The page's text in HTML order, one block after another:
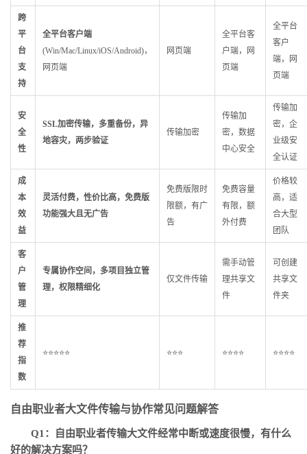
跨
平
台
支
持
全平台客户端
(Win/Mac/Linux/iOS/Android)，
网页端
网页端
全平台客
户端，网
页端
全平台
客户
端，网
页端
安
全
性
SSL加密传输，多重备份，异
地容灾，两步验证
传输加密
传输加
密，数据
中心安全
传输加
密，企
业级安
全认证
成
本
效
益
灵活付费，性价比高，免费版
功能强大且无广告
免费版限时
限额，有广
告
免费容量
有限，额
外付费
价格较
高，适
合大型
团队
客
户
管
理
专属协作空间，多项目独立管
理，权限精细化
仅文件传输
需手动管
理共享文
件
可创建
共享文
件夹
推
荐
指
数
⭐⭐⭐⭐⭐ ⭐⭐⭐ ⭐⭐⭐⭐ ⭐⭐⭐⭐
自由职业者大文件传输与协作常见问题解答
Q1：自由职业者传输大文件经常中断或速度很慢，有什么
好的解决方案吗？